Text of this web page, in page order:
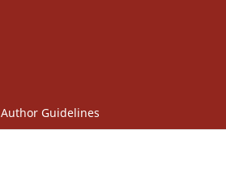
Author Guidelines